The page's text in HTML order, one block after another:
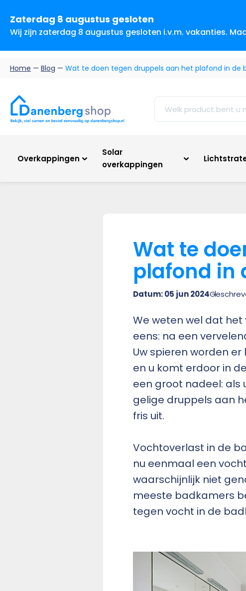
Zaterdag 8 augustus gesloten
Wij zijn zaterdag 8 augustus gesloten i.v.m. vakanties.
Home — Blog — Wat te doen tegen druppels aan het plafond in de
Overkappingen
Solar
overkappingen
Wat te
plafond in
Datum: 05 jun 2024
We weten wel dat
eens: na een
Uw spieren worden
en u komt erdoor in
een groot nadeel: als
gelige druppels aan
fris uit.
Vochtoverlast in de
nu eenmaal een
waarschijnlijk niet
meeste badkamers
tegen vocht in de